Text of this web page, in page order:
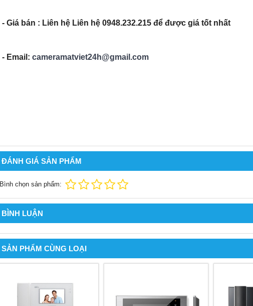
- Giá bán : Liên hệ Liên hệ 0948.232.215 để được giá tốt nhất
- Email: cameramatviet24h@gmail.com
ĐÁNH GIÁ SẢN PHẨM
Bình chọn sản phẩm:
BÌNH LUẬN
SẢN PHẨM CÙNG LOẠI